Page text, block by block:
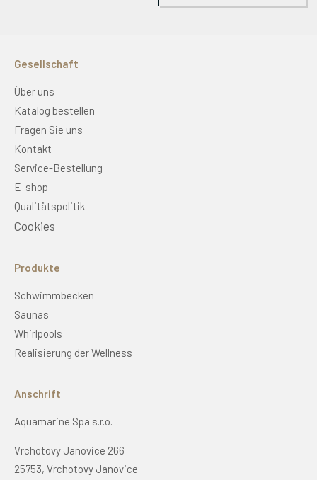
Gesellschaft
Über uns
Katalog bestellen
Fragen Sie uns
Kontakt
Service-Bestellung
E-shop
Qualitätspolitik
Cookies
Produkte
Schwimmbecken
Saunas
Whirlpools
Realisierung der Wellness
Anschrift
Aquamarine Spa s.r.o.
Vrchotovy Janovice 266
25753, Vrchotovy Janovice